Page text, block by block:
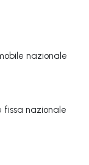
nazionale
nazionale